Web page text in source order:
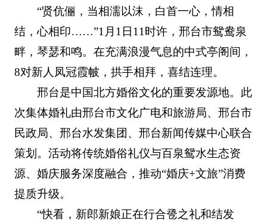
“贤伉俪，当相濡以沫，白首一心，情相
结，心相印……”1月1日11时许，邢台市鸳鸯泉
畔，琴瑟和鸣。在充满浪漫气息的中式亭阁间，
8对新人凤冠霞帔，拱手相拜，喜结连理。
邢台是中国北方婚俗文化的重要发源地。此
次集体婚礼由邢台市文化广电和旅游局、邢台市
民政局、邢台水发集团、邢台新闻传媒中心联合
策划。活动将传统婚俗礼仪与百泉鸳水生态资
源、婚庆服务深度融合，推动“婚庆+文旅”消费
提质升级。
“快看，新郎新娘正在行合卺之礼和结发